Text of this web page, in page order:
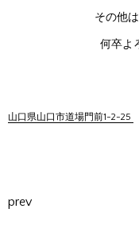
その他
何卒よ
山口県山口市道場門前1-2-25
prev